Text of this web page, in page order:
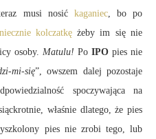
musi nosić kaganiec, bo po
kolczatkężeby im się nie
osoby. Matulu! Po IPO pies nie
mi-się”, owszem dalej pozostaje
spoczywająca na
właśnie dlatego, że pies
pies nie zrobi tego, lub